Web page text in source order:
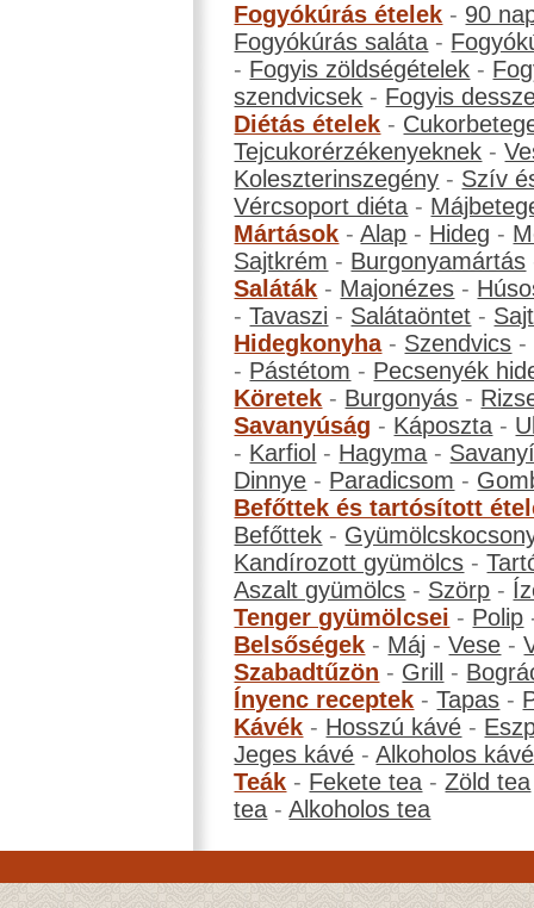
Fogyókúrás ételek - 90
Fogyókúrás saláta -
- Fogyis zöldségételek -
szendvicsek - Fogyis
Diétás ételek -
Tejcukorérzékenyeknek -
Koleszterinszegény - Szív
Vércsoport diéta -
Mártások -Alap - Hideg -
Sajtkrém - Burgonyamártás
Saláták - Majonézes -
-Tavaszi - Salátaöntet -
Hidegkonyha- Szendvics -
- Pástétom - Pecsenyék
Köretek - Burgonyás -
Savanyúság - Káposzta -
- Karfiol - Hagyma -
Dinnye - Paradicsom -
Befőttek és tartósított
Befőttek -
Kandírozott gyümölcs -
Aszalt gyümölcs - Szörp -
Tenger gyümölcsei - Polip
Belsőségek - Máj -Vese -
Szabadtűzön - Grill -
Ínyenc receptek -Tapas -
Kávék - Hosszú kávé -
Jeges kávé -Alkoholos kávé
Teák - Fekete tea -Zöld tea
tea -Alkoholos tea